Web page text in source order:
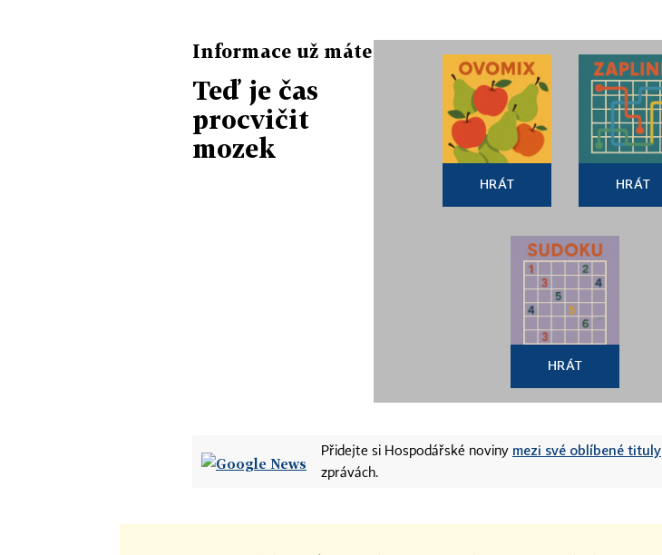
Informace už máte
Teď je čas
procvičit
mozek
HRÁT HRÁT
HRÁT
Přidejte si Hospodářské noviny mezi své oblíbené tituly
zprávách.